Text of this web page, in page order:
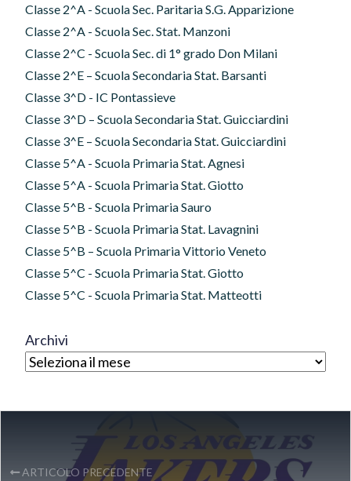
Classe 2^A - Scuola Sec. Paritaria S.G. Apparizione
Classe 2^A - Scuola Sec. Stat. Manzoni
Classe 2^C - Scuola Sec. di 1° grado Don Milani
Classe 2^E – Scuola Secondaria Stat. Barsanti
Classe 3^D - IC Pontassieve
Classe 3^D – Scuola Secondaria Stat. Guicciardini
Classe 3^E – Scuola Secondaria Stat. Guicciardini
Classe 5^A - Scuola Primaria Stat. Agnesi
Classe 5^A - Scuola Primaria Stat. Giotto
Classe 5^B - Scuola Primaria Sauro
Classe 5^B - Scuola Primaria Stat. Lavagnini
Classe 5^B – Scuola Primaria Vittorio Veneto
Classe 5^C - Scuola Primaria Stat. Giotto
Classe 5^C - Scuola Primaria Stat. Matteotti
Archivi
ARTICOLO PRECEDENTE